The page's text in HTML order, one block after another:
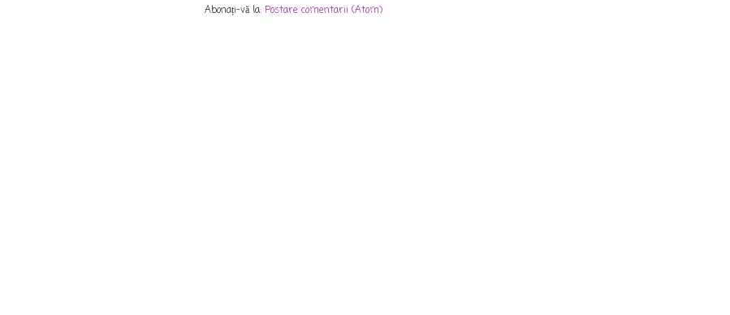
Abonați-vă la: Postare comentarii (Atom)